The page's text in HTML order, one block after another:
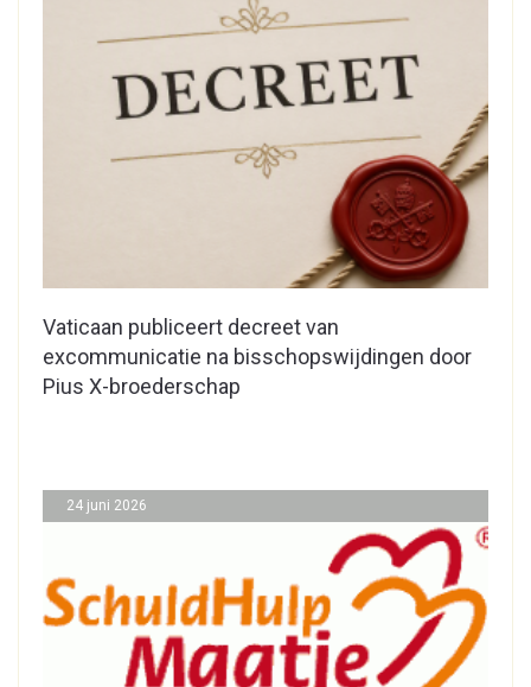
Vaticaan publiceert decreet van
excommunicatie na bisschopswijdingen door
Pius X-broederschap
24 juni 2026